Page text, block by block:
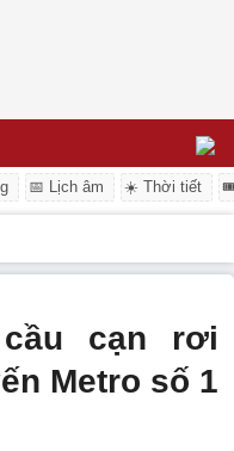
📅 Lịch âm ☀️ Thời tiết
cạn rơi
Metro số 1